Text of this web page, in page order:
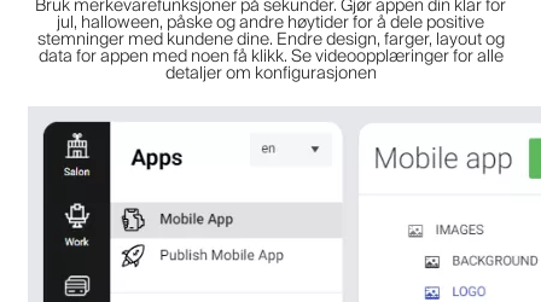
jul, halloween, påske og andre høytider for å dele positive
stemninger med kundene dine. Endre design, farger, layout og
data for appen med noen få klikk. Se videoopplæringer for alle
detaljer om konfigurasjonen